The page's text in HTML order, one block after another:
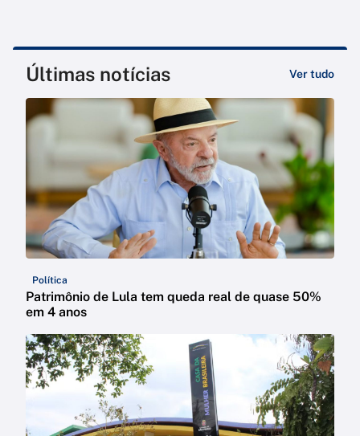
Últimas notícias Ver tudo
Política
Patrimônio de Lula tem queda real de quase 50%
em 4 anos